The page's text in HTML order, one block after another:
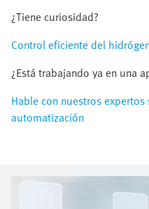
¿Tiene curiosidad?
Control eficiente del
¿Está trabajando ya en una
Hable con nuestros
automatización